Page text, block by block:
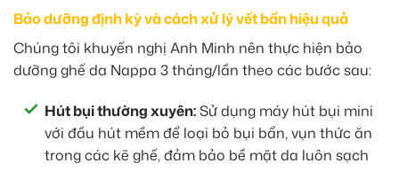
Bảo dưỡng định kỳ và cách xử lý vết bẩn hiệu quả
Chúng tôi khuyến nghị Anh Minh nên thực hiện bảo
dưỡng ghế da Nappa 3 tháng/lần theo các bước sau:
Hút bụi thường xuyên:Sử dụng máy hút bụi mini
với đầu hút mềm để loại bỏ bụi bẩn, vụn thức ăn
trong các kẽ ghế, đảm bảo bề mặt da luôn sạch